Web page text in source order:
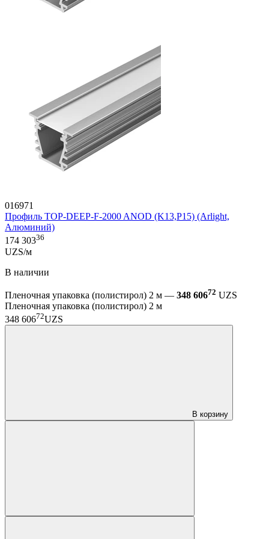
016971
Профиль TOP-DEEP-F-2000 ANOD (K13,P15) (Arlight,
Алюминий)
174 30336
UZS/м
В наличии
Пленочная упаковка (полистирол) 2 м — 348 60672 UZS
Пленочная упаковка (полистирол) 2 м
348 60672UZS
В корзину